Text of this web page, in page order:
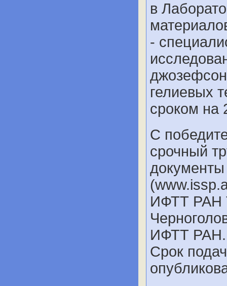
в
-
гелиевых
сроком на
С
срочный
ИФТТ РАН
ИФТТ РАН.
Срок